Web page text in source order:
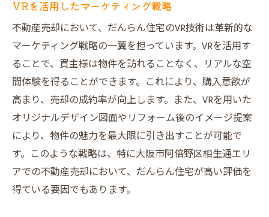
VRを活用したマーケティング戦略
不動産売却において、だんらん住宅のVR技術は革新的な
マーケティング戦略の一翼を担っています。VRを活用す
ることで、買主様は物件を訪れることなく、リアルな空
間体験を得ることができます。これにより、購入意欲が
高まり、売却の成約率が向上します。また、VRを用いた
オリジナルデザイン図面やリフォーム後のイメージ提案
により、物件の魅力を最大限に引き出すことが可能で
す。このような戦略は、特に大阪市阿倍野区相生通エリ
アでの不動産売却において、だんらん住宅が高い評価を
得ている要因でもあります。